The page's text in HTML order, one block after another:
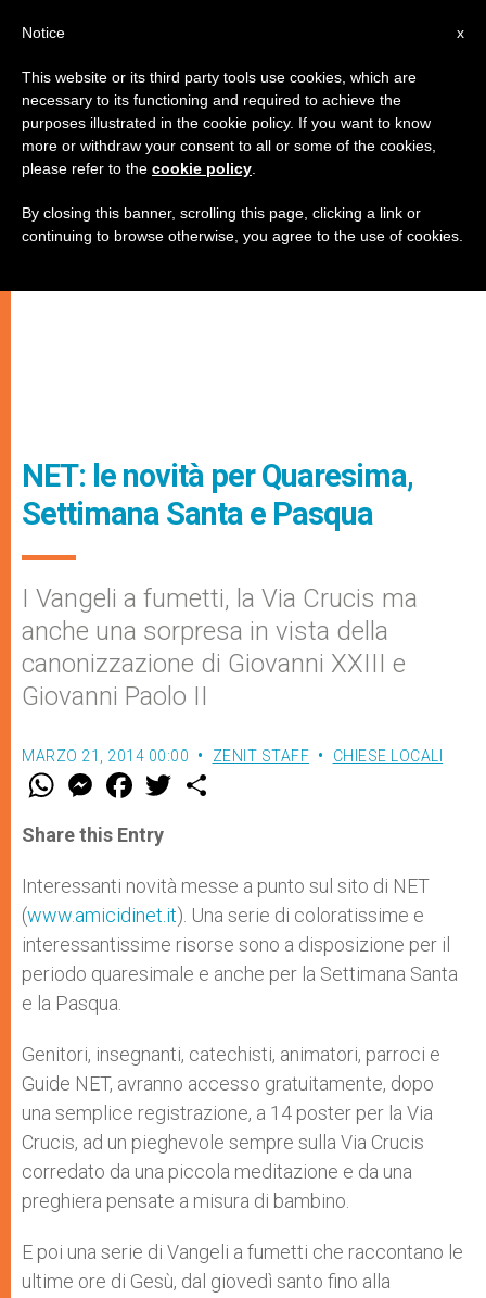
NET: le novità per Quaresima,
Settimana Santa e Pasqua
I Vangeli a fumetti, la Via Crucis ma
anche una sorpresa in vista della
canonizzazione di Giovanni XXIII e
Giovanni Paolo II
MARZO 21, 2014 00:00 ZENIT STAFF CHIESE LOCALI
W
t
s
p
p
M
e
s
e
g
e
r
F
a
e
b
o
k
w
Share this Entry
Interessanti novità messe a punto sul sito di NET
(www.amicidinet.it). Una serie di coloratissime e
interessantissime risorse sono a disposizione per il
periodo quaresimale e anche per la Settimana Santa
e la Pasqua.
Genitori, insegnanti, catechisti, animatori, parroci e
Guide NET, avranno accesso gratuitamente, dopo
una semplice registrazione, a 14 poster per la Via
Crucis, ad un pieghevole sempre sulla Via Crucis
corredato da una piccola meditazione e da una
preghiera pensate a misura di bambino.
E poi una serie di Vangeli a fumetti che raccontano le
ultime ore di Gesù, dal giovedì santo fino alla
x
Notice
This website or its third party tools use cookies, which are
necessary to its functioning and required to achieve the
purposes illustrated in the cookie policy. If you want to know
more or withdraw your consent to all or some of the cookies,
please refer to the cookie policy
By closing this banner, scrolling this page, clicking a link or
continuing to browse otherwise, you agree to the use of cookies.